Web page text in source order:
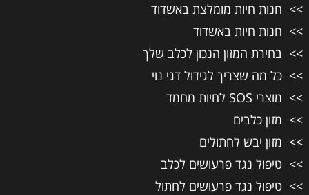
חנות חיות מומלצת באשדוד
חנות חיות באשדוד
בחירת המזון הנכון לכלב שלך
כל מה שצריך לגידול דגי נוי
מוצרי SOS לחיות מחמד
מזון כלבים
מזון יבש לחתולים
טיפול נגד פרעושים לכלב
טיפול נגד פרעושים לחתול